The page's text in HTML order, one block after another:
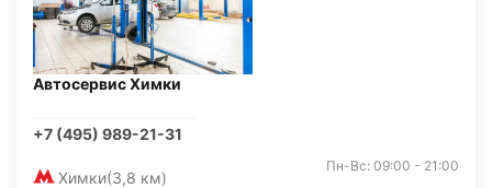
Автосервис Химки
+7 (495) 989-21-31
Химки(3,8 км)
Пн-Вс: 09:00 - 21:00